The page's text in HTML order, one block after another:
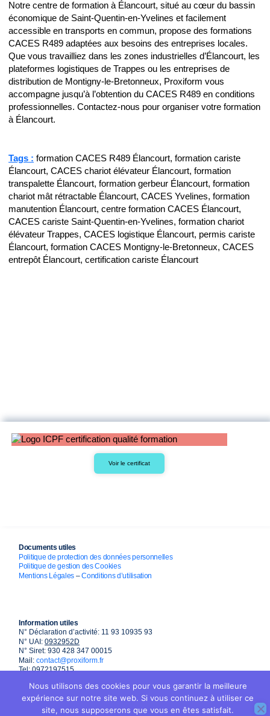
Notre centre de formation à Élancourt, situé au cœur du bassin
économique de Saint-Quentin-en-Yvelines et facilement
accessible en transports en commun, propose des formations
CACES R489 adaptées aux besoins des entreprises locales.
Que vous travailliez dans les zones industrielles d’Élancourt, les
plateformes logistiques de Trappes ou les entreprises de
distribution de Montigny-le-Bretonneux, Proxiform vous
accompagne jusqu’à l’obtention du CACES R489 en conditions
professionnelles. Contactez-nous pour organiser votre formation
à Élancourt.
Tags : formation CACES R489 Élancourt, formation cariste
Élancourt, CACES chariot élévateur Élancourt, formation
transpalette Élancourt, formation gerbeur Élancourt, formation
chariot mât rétractable Élancourt, CACES Yvelines, formation
manutention Élancourt, centre formation CACES Élancourt,
CACES cariste Saint-Quentin-en-Yvelines, formation chariot
élévateur Trappes, CACES logistique Élancourt, permis cariste
Élancourt, formation CACES Montigny-le-Bretonneux, CACES
entrepôt Élancourt, certification cariste Élancourt
Voir le certificat
Documents utiles
Politique de protection des données personnelles
Politique de gestion des Cookies
Mentions Légales –Conditions d’utilisation
Information utiles
N° Déclaration d’activité: 11 93 10935 93
N° UAI: 0932952D
N° Siret: 930 428 347 00015
Mail: contact@proxiform.fr
Tel: 0972197515
Nous utilisons des cookies pour vous garantir la meilleure
expérience sur notre site web. Si vous continuez à utiliser ce
site, nous supposerons que vous en êtes satisfait.